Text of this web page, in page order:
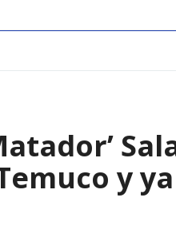
y